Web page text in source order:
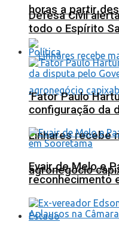
horas a partir
Linhares recebe
agronegócio
Estado
Defesa Civil
todo o Espírito
Política
‘Fator Paulo
configuração da
Evair de Melo e
reconhecimento